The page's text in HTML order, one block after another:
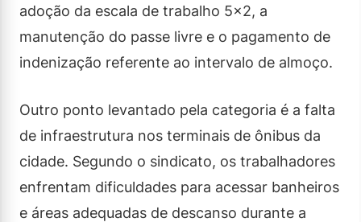
adoção da escala de trabalho 5×2, a
manutenção do passe livre e o pagamento de
indenização referente ao intervalo de almoço.
Outro ponto levantado pela categoria é a falta
de infraestrutura nos terminais de ônibus da
cidade. Segundo o sindicato, os trabalhadores
enfrentam dificuldades para acessar banheiros
e áreas adequadas de descanso durante a